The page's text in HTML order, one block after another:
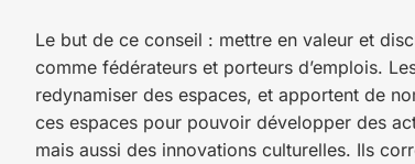
Le but de ce conseil : mettre en valeur et
comme fédérateurs et porteurs d’emplois.
redynamiser des espaces, et apportent de
ces espaces pour pouvoir développer des
mais aussi des innovations culturelles. Ils